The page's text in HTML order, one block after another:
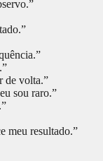
de volta.”
sou raro.”
meu resultado.”